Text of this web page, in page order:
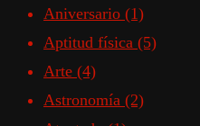
Aniversario (1)
Aptitud física (5)
Arte (4)
Astronomía (2)